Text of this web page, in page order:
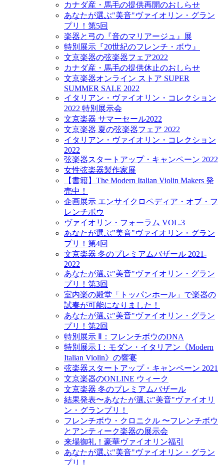
カナダ産・馬毛の提供再開のおしらせ
あなたが選ぶ"美音"ヴァイオリン・グラン
プリ！第5回
楽器と弓の『音のマリアージュ』展
特別展示『20世紀のフレンチ・ボウ』
文京楽器の弦楽器フェア2022
カナダ産・馬毛の提供休止のおしらせ
文京楽器オンライン ストア SUPER
SUMMER SALE 2022
イタリアン・ヴァイオリン・コレクション
2022 特別展示会
文京楽器 サマーセール2022
文京楽器 夏の弦楽器フェア 2022
イタリアン・ヴァイオリン・コレクション
2022
弦楽器スタートアップ・キャンペーン 2022
女性弦楽器製作家展
【書籍】The Modern Italian Violin Makers 発
売中！
企画展示 エンサイクロペディア・オブ・フ
レンチボウ
ヴァイオリン・フォーラム VOL.3
あなたが選ぶ"美音"ヴァイオリン・グラン
プリ！第4回
文京楽器 冬のプレミアムバザール 2021-
2022
あなたが選ぶ"美音"ヴァイオリン・グラン
プリ！第3回
室内楽の殿堂「トッパンホール」で楽器の
試奏が可能になりました！
あなたが選ぶ"美音"ヴァイオリン・グラン
プリ！第2回
特別展示 Ⅱ：フレンチボウのDNA
特別展示 I：モダン・イタリアン《Modern
Italian Violin》の響宴
弦楽器スタートアップ・キャンペーン 2021
文京楽器のONLINE ウィーク
文京楽器 冬のプレミアムバザール
結果発表〜あなたが選ぶ"美音"ヴァイオリ
ン・グランプリ！
フレンチボウ・クロニクル 〜フレンチボウ
とアンティーク楽器の展示会
来場御礼！豪華ヴァイオリン福引
あなたが選ぶ"美音"ヴァイオリン・グラン
プリ！